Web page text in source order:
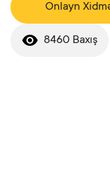
Onlayn
8460 Baxış